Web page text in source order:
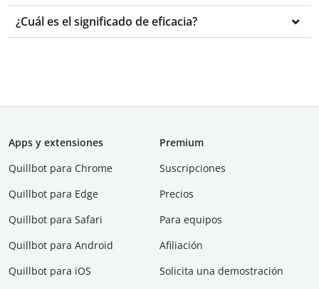
¿Cuál es el significado de eficacia?
Apps y extensiones
Quillbot para Chrome
Quillbot para Edge
Quillbot para Safari
Quillbot para Android
Quillbot para iOS
Premium
Suscripciones
Precios
Para equipos
Afiliación
Solicita una demostración